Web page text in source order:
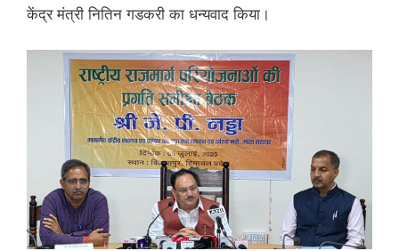
केंद्र मंत्री नितिन गडकरी का धन्यवाद किया।